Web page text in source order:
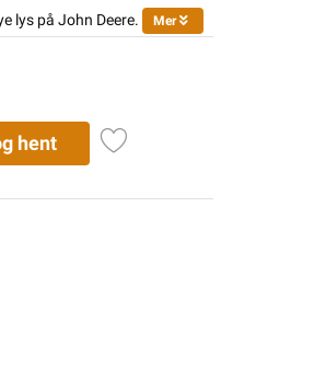
lys på John Deere. Mer
hent